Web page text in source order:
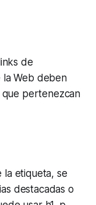
de
la Web deben
que pertenezcan
la etiqueta, se
destacadas o